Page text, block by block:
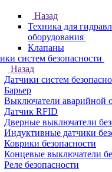
Назад
Техника для
оборудования
Клапаны
систем безопасности
Назад
Датчики систем
Барьер
Выключатели аварийной
Датчик RFID
Дверные выключатели
Индуктивные датчики
Коврики безопасности
Концевые выключатели
Реле безопасности